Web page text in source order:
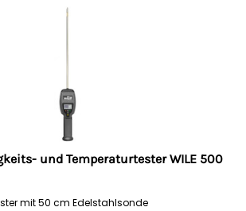
und Temperaturtester WILE 500
mit 50 cm Edelstahlsonde